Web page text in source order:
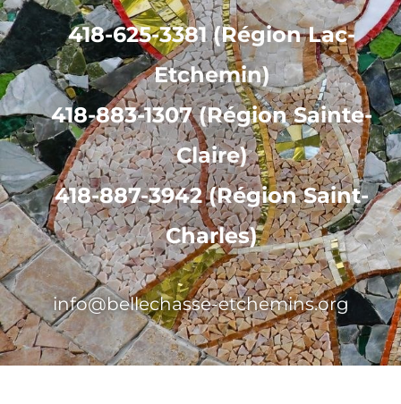
418-625-3381 (Région Lac-
Etchemin)
418-883-1307 (Région Sainte-
Claire)
418-887-3942 (Région Saint-
Charles)
info@bellechasse-etchemins.org